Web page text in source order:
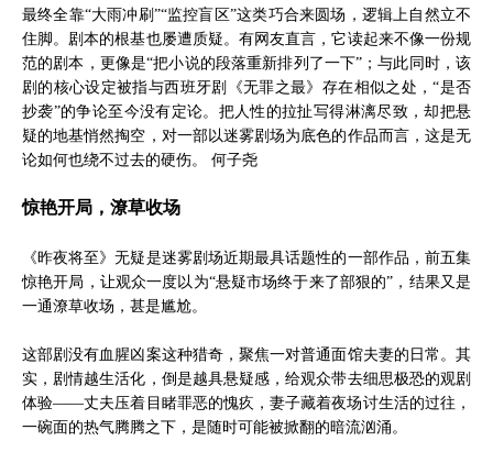
最终全靠“大雨冲刷”“监控盲区”这类巧合来圆场，逻辑上自然立不
住脚。剧本的根基也屡遭质疑。有网友直言，它读起来不像一份规
范的剧本，更像是“把小说的段落重新排列了一下”；与此同时，该
剧的核心设定被指与西班牙剧《无罪之最》存在相似之处，“是否
抄袭”的争论至今没有定论。把人性的拉扯写得淋漓尽致，却把悬
疑的地基悄然掏空，对一部以迷雾剧场为底色的作品而言，这是无
论如何也绕不过去的硬伤。 何子尧
惊艳开局，潦草收场
《昨夜将至》无疑是迷雾剧场近期最具话题性的一部作品，前五集
惊艳开局，让观众一度以为“悬疑市场终于来了部狠的”，结果又是
一通潦草收场，甚是尴尬。
这部剧没有血腥凶案这种猎奇，聚焦一对普通面馆夫妻的日常。其
实，剧情越生活化，倒是越具悬疑感，给观众带去细思极恐的观剧
体验——丈夫压着目睹罪恶的愧疚，妻子藏着夜场讨生活的过往，
一碗面的热气腾腾之下，是随时可能被掀翻的暗流汹涌。